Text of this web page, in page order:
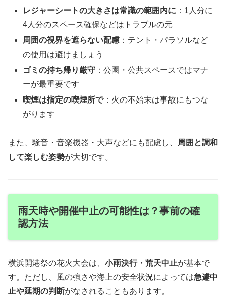
レジャーシートの大きさは常識の範囲内に ：1人分に
4人分のスペース確保などはトラブルの元
周囲の視界を遮らない配慮 ：テント・パラソルなど
の使用は避けましょう
ゴミの持ち帰り厳守 ：公園・公共スペースではマナ
ーが最重要です
喫煙は指定の喫煙所で：火の不始末は事故にもつな
がります
また、騒音・音楽機器・大声などにも配慮し、
周囲と調和
して楽しむ姿勢が大切です。
雨天時や開催中止の可能性は？事前の確
認方法
横浜開港祭の花火大会は、 小雨決行・荒天中止が基本で
す。ただし、風の強さや海上の安全状況によっては急遽中
止や延期の判断がなされることもあります。